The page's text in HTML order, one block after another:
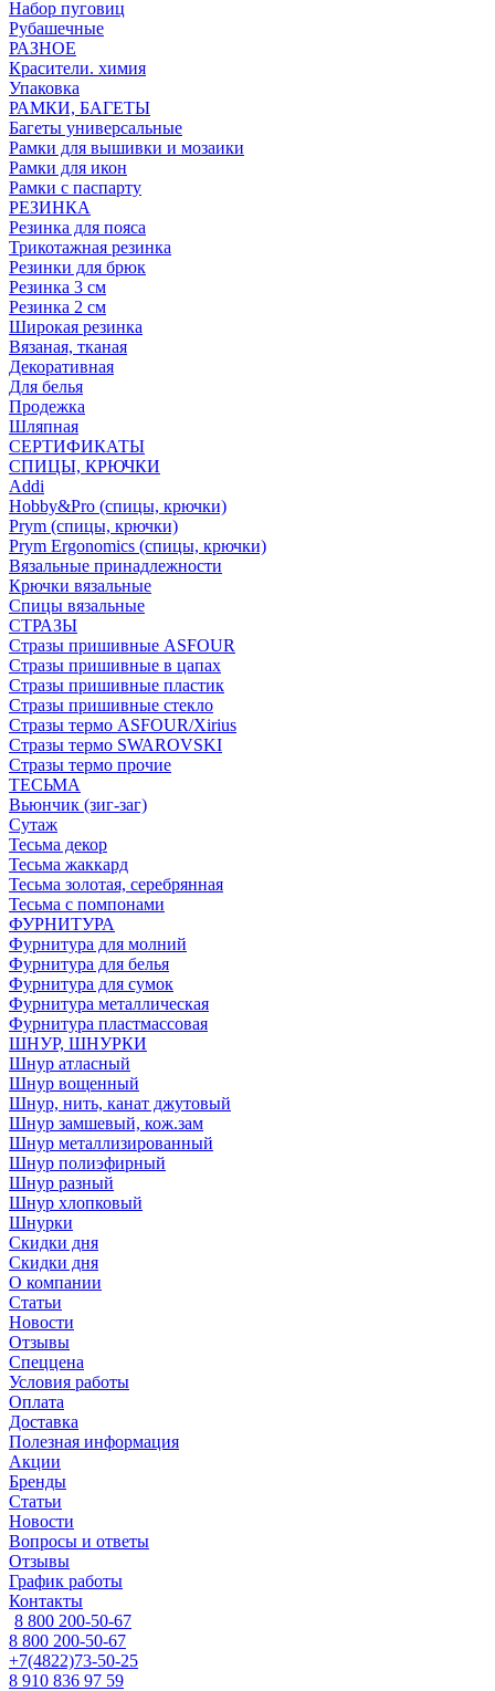
Набор пуговиц
Рубашечные
РАЗНОЕ
Красители. химия
Упаковка
РАМКИ, БАГЕТЫ
Багеты универсальные
Рамки для вышивки и мозаики
Рамки для икон
Рамки с паспарту
РЕЗИНКА
Резинка для пояса
Трикотажная резинка
Резинки для брюк
Резинка 3 см
Резинка 2 см
Широкая резинка
Вязаная, тканая
Декоративная
Для белья
Продежка
Шляпная
СЕРТИФИКАТЫ
СПИЦЫ, КРЮЧКИ
Addi
Hobby&Pro (спицы, крючки)
Prym (спицы, крючки)
Prym Ergonomics (спицы, крючки)
Вязальные принадлежности
Крючки вязальные
Спицы вязальные
СТРАЗЫ
Стразы пришивные ASFOUR
Стразы пришивные в цапах
Стразы пришивные пластик
Стразы пришивные стекло
Стразы термо ASFOUR/Xirius
Стразы термо SWAROVSKI
Стразы термо прочие
ТЕСЬМА
Вьюнчик (зиг-заг)
Сутаж
Тесьма декор
Тесьма жаккард
Тесьма золотая, серебрянная
Тесьма с помпонами
ФУРНИТУРА
Фурнитура для молний
Фурнитура для белья
Фурнитура для сумок
Фурнитура металлическая
Фурнитура пластмассовая
ШНУР, ШНУРКИ
Шнур атласный
Шнур вощенный
Шнур, нить, канат джутовый
Шнур замшевый, кож.зам
Шнур металлизированный
Шнур полиэфирный
Шнур разный
Шнур хлопковый
Шнурки
Скидки дня
Скидки дня
О компании
Статьи
Новости
Отзывы
Спеццена
Условия работы
Оплата
Доставка
Полезная информация
Акции
Бренды
Статьи
Новости
Вопросы и ответы
Отзывы
График работы
Контакты
8 800 200-50-67
8 800 200-50-67
+7(4822)73-50-25
8 910 836 97 59